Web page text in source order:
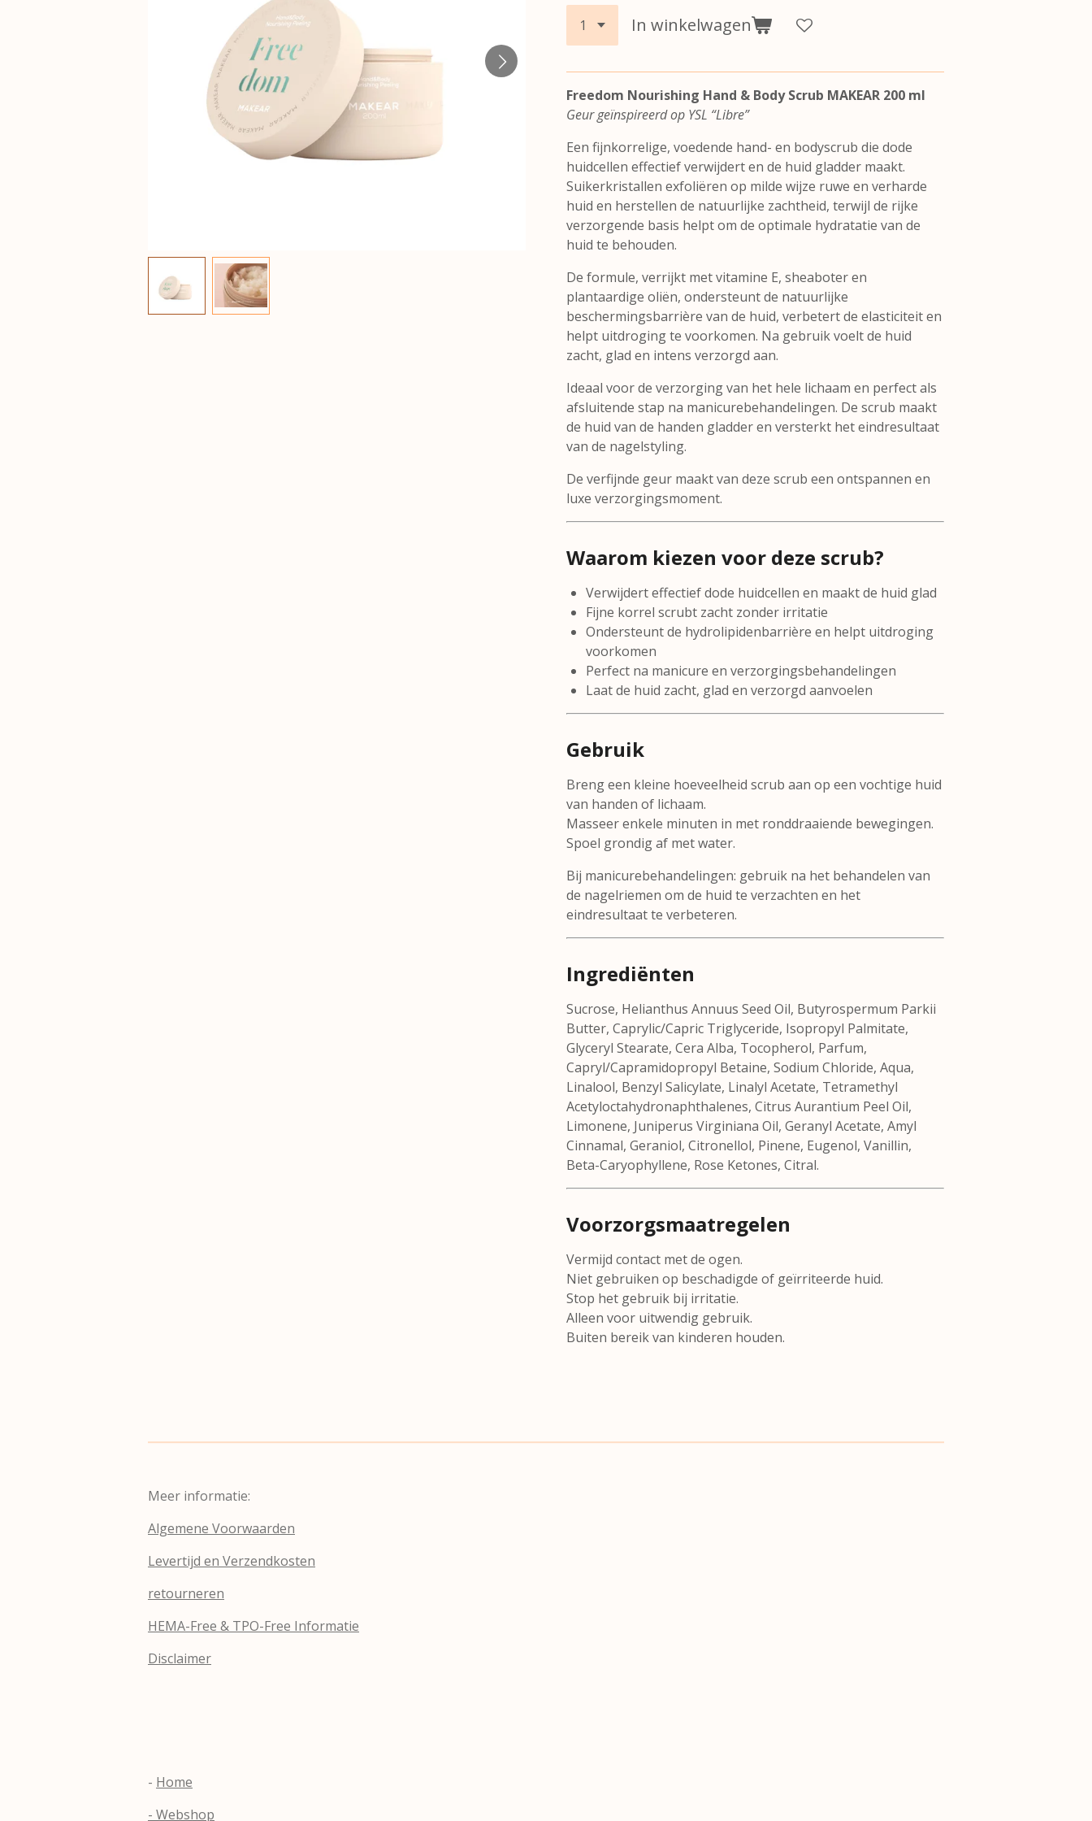
In winkelwagen
Freedom Nourishing Hand & Body Scrub MAKEAR 200 ml
Geur geïnspireerd op YSL “Libre”
Een fijnkorrelige, voedende hand- en bodyscrub die dode
huidcellen effectief verwijdert en de huid gladder maakt.
Suikerkristallen exfoliëren op milde wijze ruwe en verharde
huid en herstellen de natuurlijke zachtheid, terwijl de rijke
verzorgende basis helpt om de optimale hydratatie van de
huid te behouden.
De formule, verrijkt met vitamine E, sheaboter en
plantaardige oliën, ondersteunt de natuurlijke
beschermingsbarrière van de huid, verbetert de elasticiteit en
helpt uitdroging te voorkomen. Na gebruik voelt de huid
zacht, glad en intens verzorgd aan.
Ideaal voor de verzorging van het hele lichaam en perfect als
afsluitende stap na manicurebehandelingen. De scrub maakt
de huid van de handen gladder en versterkt het eindresultaat
van de nagelstyling.
De verfijnde geur maakt van deze scrub een ontspannen en
luxe verzorgingsmoment.
Waarom kiezen voor deze scrub?
Verwijdert effectief dode huidcellen en maakt de huid glad
Fijne korrel scrubt zacht zonder irritatie
Ondersteunt de hydrolipidenbarrière en helpt uitdroging
voorkomen
Perfect na manicure en verzorgingsbehandelingen
Laat de huid zacht, glad en verzorgd aanvoelen
Gebruik
Breng een kleine hoeveelheid scrub aan op een vochtige huid
van handen of lichaam.
Masseer enkele minuten in met ronddraaiende bewegingen.
Spoel grondig af met water.
Bij manicurebehandelingen: gebruik na het behandelen van
de nagelriemen om de huid te verzachten en het
eindresultaat te verbeteren.
Ingrediënten
Sucrose, Helianthus Annuus Seed Oil, Butyrospermum Parkii
Butter, Caprylic/Capric Triglyceride, Isopropyl Palmitate,
Glyceryl Stearate, Cera Alba, Tocopherol, Parfum,
Capryl/Capramidopropyl Betaine, Sodium Chloride, Aqua,
Linalool, Benzyl Salicylate, Linalyl Acetate, Tetramethyl
Acetyloctahydronaphthalenes, Citrus Aurantium Peel Oil,
Limonene, Juniperus Virginiana Oil, Geranyl Acetate, Amyl
Cinnamal, Geraniol, Citronellol, Pinene, Eugenol, Vanillin,
Beta-Caryophyllene, Rose Ketones, Citral.
Voorzorgsmaatregelen
Vermijd contact met de ogen.
Niet gebruiken op beschadigde of geïrriteerde huid.
Stop het gebruik bij irritatie.
Alleen voor uitwendig gebruik.
Buiten bereik van kinderen houden.
Meer informatie:
Algemene Voorwaarden
Levertijd en Verzendkosten
retourneren
HEMA-Free & TPO-Free Informatie
Disclaimer
- Home
- Webshop